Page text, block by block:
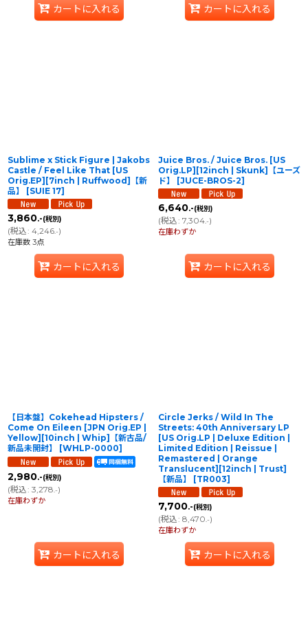
カートに入れる カートに入れる
Sublime x Stick Figure | Jakobs
Castle / Feel Like That [US
Orig.EP][7inch | Ruffwood]【新
品】
[SUIE 17]
3,860.-(税別)
(税込: 4,246.-)
在庫数 3点
カートに入れる
Juice Bros. / Juice Bros. [US
Orig.LP][12inch | Skunk]【ユーズ
ド】
[JUCE-BROS-2]
6,640.-(税別)
(税込: 7,304.-)
在庫わずか
カートに入れる
【日本盤】Cokehead Hipsters /
Come On Eileen [JPN Orig.EP |
Yellow][10inch | Whip]【新古品/
新品未開封】
[WHLP-0000]
2,980.-(税別)
(税込: 3,278.-)
在庫わずか
カートに入れる
Circle Jerks / Wild In The
Streets: 40th Anniversary LP
[US Orig.LP | Deluxe Edition |
Limited Edition | Reissue |
Remastered | Orange
Translucent][12inch | Trust]
【新品】
[TR003]
7,700.-(税別)
(税込: 8,470.-)
在庫わずか
カートに入れる